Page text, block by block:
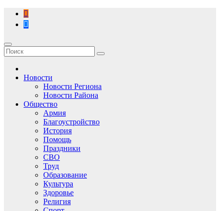
Перейти
содержимому
Новости
Новости Региона
Новости Района
Общество
Армия
Благоустройство
История
Помощь
Праздники
СВО
Труд
Образование
Культура
Здоровье
Религия